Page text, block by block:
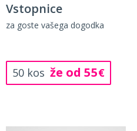
Vstopnice
za goste vašega dogodka
50 kos že od 55€